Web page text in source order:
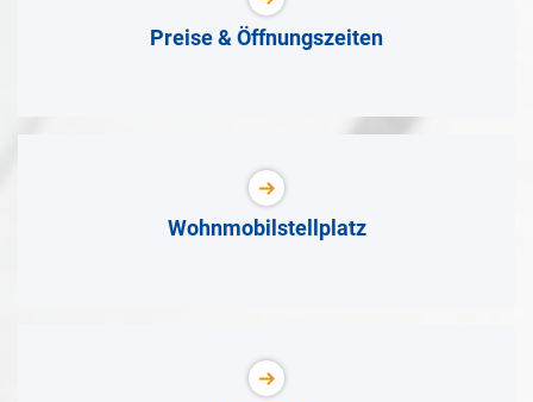
Preise & Öffnungszeiten
Wohnmobilstellplatz